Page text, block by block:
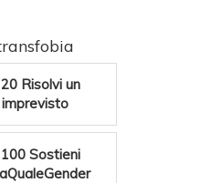
Risolvi un
imprevisto
Sostieni